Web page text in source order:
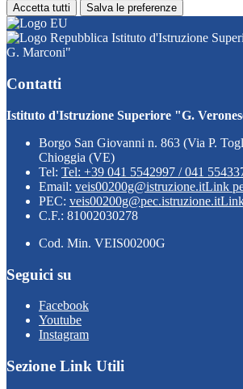
Accetta tutti Salva le preferenze
Istituto d'Istruzione
G. Marconi"
Contatti
Istituto d'Istruzione Superiore "G.
Borgo San Giovanni n. 863 (Via P.
Chioggia (VE)
Tel: Tel: +39 041 5542997 / 041
Email: veis00200g@istruzione.itLink
PEC: veis00200g@pec.istruzione.it
C.F.: 81002030278
Cod. Min. VEIS00200G
Seguici su
Facebook
Youtube
Instagram
Sezione Link Utili